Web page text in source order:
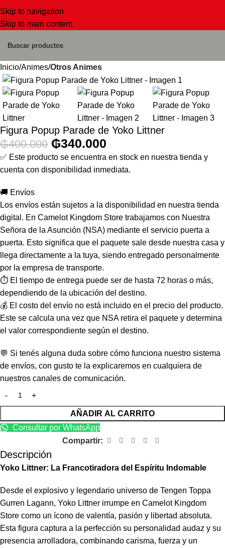
Skip to navigation
Skip to main content
Inicio Animes Otros Animes
Figura Popup Parade de Yoko Littner
₲400.000 ₲340.000
✅ Este producto se encuentra en stock en nuestra tienda y
cuenta con disponibilidad inmediata.
🚚 Envíos
Los envíos están sujetos a la disponibilidad en nuestra tienda
digital. En Camelot Kingdom Store trabajamos con Nuestra
Señora de la Asunción (NSA) mediante el servicio puerta a
puerta. Esto significa que el paquete sale desde nuestra casa y
llega directamente a la tuya, siendo entregado personalmente
por la empresa de transporte.
⏱️ El tiempo de entrega puede ser de hasta 72 horas o más,
dependiendo de la ubicación del destino.
💰 El costo del envío no está incluido en el precio del producto.
Este se calcula una vez que NSA retira el paquete y determina
el valor correspondiente según el destino.
💬 Si tenés alguna duda sobre cómo funciona nuestro sistema
de envíos, con gusto te la explicaremos en cualquiera de
nuestros canales de comunicación.
AÑADIR AL CARRITO
Consultar por WhatsApp
Compartir:
Descripción
Yoko Littner: La Francotiradora del Espíritu Indomable
Desde el explosivo y legendario universo de Tengen Toppa
Gurren Lagann, Yoko Littner irrumpe en Camelot Kingdom
Store como un ícono de valentía, pasión y libertad absoluta.
Esta figura captura a la perfección su personalidad audaz y su
presencia arrolladora, combinando carisma, fuerza y un